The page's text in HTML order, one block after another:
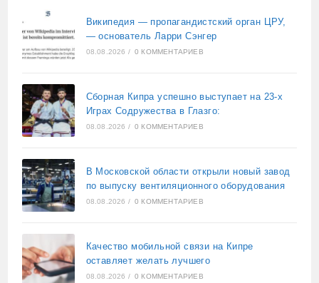
Википедия — пропагандистский орган ЦРУ,
— основатель Ларри Сэнгер
08.08.2026 / 0 КОММЕНТАРИЕВ
Сборная Кипра успешно выступает на 23-х
Играх Содружества в Глазго:
08.08.2026 / 0 КОММЕНТАРИЕВ
В Московской области открыли новый завод
по выпуску вентиляционного оборудования
08.08.2026 / 0 КОММЕНТАРИЕВ
Качество мобильной связи на Кипре
оставляет желать лучшего
08.08.2026 / 0 КОММЕНТАРИЕВ